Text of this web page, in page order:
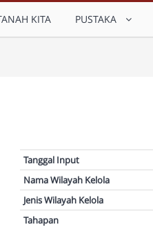
KITA PUSTAKA
Tanggal Input
Nama Wilayah Kelola
Jenis Wilayah Kelola
Tahapan